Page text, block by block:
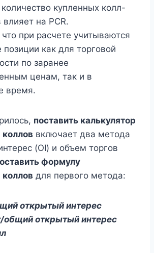
купленных колл-
на PCR.
при расчете учитываются
позиции как для торговой
по заранее
ценам, так и в
время.
поставить калькулятор
включает два метода
(OI) и объем торгов
формулу
для первого метода:
открытый интерес
общий открытый интерес